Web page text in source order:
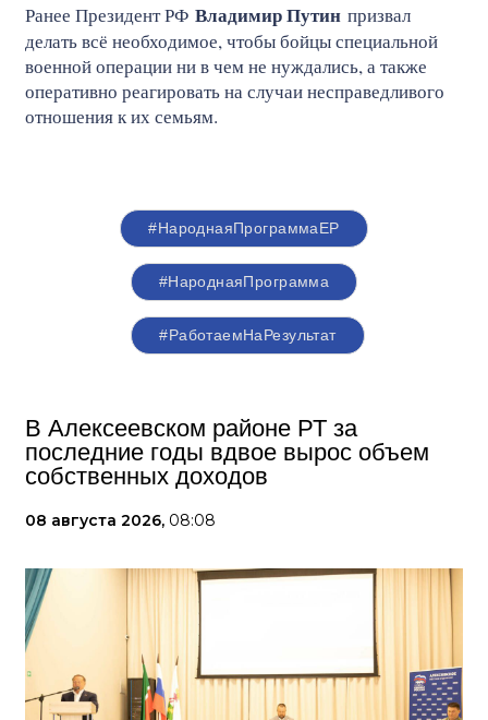
Ранее Президент РФ Владимир Путин призвал
делать всё необходимое, чтобы бойцы специальной
военной операции ни в чем не нуждались, а также
оперативно реагировать на случаи несправедливого
отношения к их семьям.
#НароднаяПрограммаЕР
#НароднаяПрограмма
#РаботаемНаРезультат
В Алексеевском районе РТ за
последние годы вдвое вырос объем
собственных доходов
08 августа 2026, 08:08